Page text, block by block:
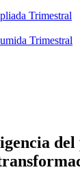
Trimestral
Trimestral
del